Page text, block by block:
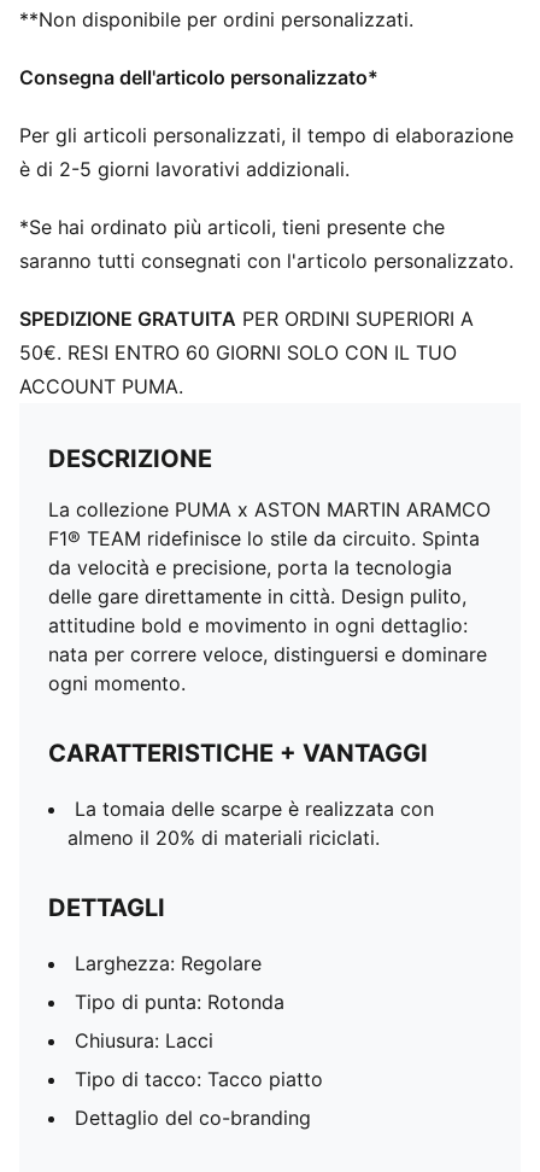
**Non disponibile per ordini personalizzati.
Consegna dell'articolo personalizzato*
Per gli articoli personalizzati, il tempo di elaborazione
è di 2-5 giorni lavorativi addizionali.
*Se hai ordinato più articoli, tieni presente che
saranno tutti consegnati con l'articolo personalizzato.
SPEDIZIONE GRATUITA PER ORDINI SUPERIORI A
50€. RESI ENTRO 60 GIORNI SOLO CON IL TUO
ACCOUNT PUMA.
DESCRIZIONE
La collezione PUMA x ASTON MARTIN ARAMCO
F1® TEAM ridefinisce lo stile da circuito. Spinta
da velocità e precisione, porta la tecnologia
delle gare direttamente in città. Design pulito,
attitudine bold e movimento in ogni dettaglio:
nata per correre veloce, distinguersi e dominare
ogni momento.
CARATTERISTICHE + VANTAGGI
La tomaia delle scarpe è realizzata con
almeno il 20% di materiali riciclati.
DETTAGLI
Larghezza: Regolare
Tipo di punta: Rotonda
Chiusura: Lacci
Tipo di tacco: Tacco piatto
Dettaglio del co-branding